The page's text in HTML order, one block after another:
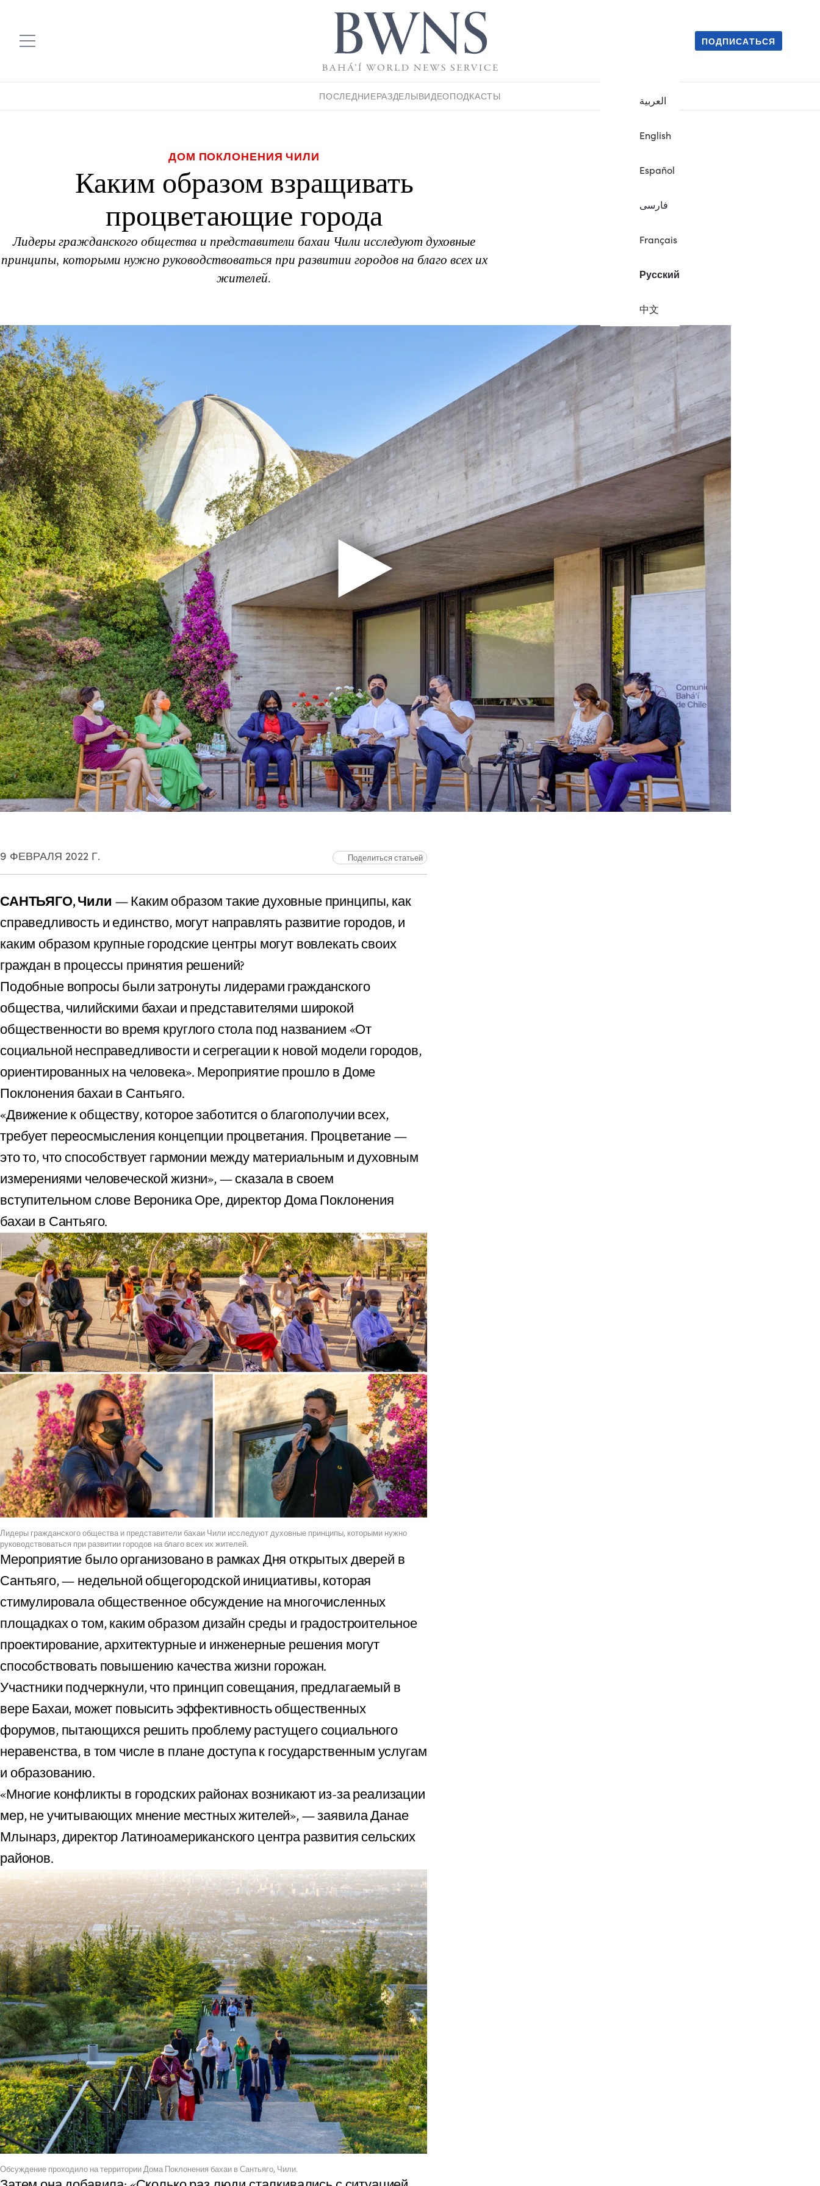
العربية
English
Español
فارسی
Français
Русский
中文
ПОДПИСАТЬСЯ
ПОСЛЕДНИЕРАЗДЕЛЫВИДЕОПОДКАСТЫ
ДОМ ПОКЛОНЕНИЯ ЧИЛИ
Каким образом взращивать
процветающие города
Лидеры гражданского общества и представители бахаи Чили исследуют духовные
принципы, которыми нужно руководствоваться при развитии городов на благо всех их
жителей.
9 ФЕВРАЛЯ 2022 Г. Поделиться статьей
САНТЬЯГО, Чили — Каким образом такие духовные принципы, как
справедливость и единство, могут направлять развитие городов, и
каким образом крупные городские центры могут вовлекать своих
граждан в процессы принятия решений?
Подобные вопросы были затронуты лидерами гражданского
общества, чилийскими бахаи и представителями широкой
общественности во время круглого стола под названием «От
социальной несправедливости и сегрегации к новой модели городов,
ориентированных на человека». Мероприятие прошло в Доме
Поклонения бахаи в Сантьяго.
«Движение к обществу, которое заботится о благополучии всех,
требует переосмысления концепции процветания. Процветание —
это то, что способствует гармонии между материальным и духовным
измерениями человеческой жизни», — сказала в своем
вступительном слове Вероника Оре, директор Дома Поклонения
бахаи в Сантьяго.
Лидеры гражданского общества и представители бахаи Чили исследуют духовные принципы, которыми нужно
руководствоваться при развитии городов на благо всех их жителей.
Мероприятие было организовано в рамках Дня открытых дверей в
Сантьяго, — недельной общегородской инициативы, которая
стимулировала общественное обсуждение на многочисленных
площадках о том, каким образом дизайн среды и градостроительное
проектирование, архитектурные и инженерные решения могут
способствовать повышению качества жизни горожан.
Участники подчеркнули, что принцип совещания, предлагаемый в
вере Бахаи, может повысить эффективность общественных
форумов, пытающихся решить проблему растущего социального
неравенства, в том числе в плане доступа к государственным услугам
и образованию.
«Многие конфликты в городских районах возникают из-за реализации
мер, не учитывающих мнение местных жителей», — заявила Данае
Млынарз, директор Латиноамериканского центра развития сельских
районов.
Обсуждение проходило на территории Дома Поклонения бахаи в Сантьяго, Чили.